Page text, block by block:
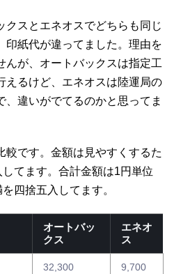
クスとエネオスでどちらも同じ
印紙代が違ってました。理由を
んが、オートバックスは指定工
えるけど、エネオスは陸運局の
、違いがでてるのかと思ってま
較です。金額は見やすくするた
てます。合計金額は1円単位
四捨五入してます。
オートバッ
クス
エネオ
ス
32,300 9,700